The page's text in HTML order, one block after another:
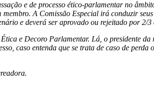
e de processo ético-parlamentar no
A Comissão Especial irá conduzir
e deverá ser aprovado ou rejeitado por 2/
e Decoro Parlamentar. Lá, o presidente
caso entenda que se trata de caso de